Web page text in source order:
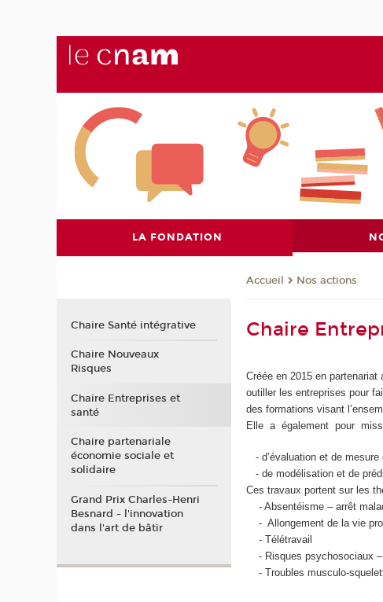
LA FONDATION
Accueil Nos actions
Chaire
Créée en 2015 en partenariat
outiller les entreprises pour
des formations visant
Elle a également pour
- d’évaluation et de
- de modélisation et de
Ces travaux portent sur les
- Absentéisme – arrêt
- Allongement de la vie
- Télétravail
- Risques psychosociaux –
- Troubles musculo-
Chaire Santé intégrative
Chaire Nouveaux
Risques
Chaire Entreprises et
santé
Chaire partenariale
économie sociale et
solidaire
Grand Prix Charles-Henri
Besnard - l'innovation
dans l'art de bâtir